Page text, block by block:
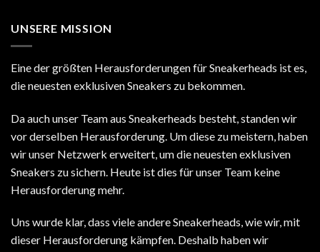
UNSERE MISSION
Eine der größten Herausforderungen für Sneakerheads ist es,
die neuesten exklusiven Sneakers zu bekommen.
Da auch unser Team aus Sneakerheads besteht, standen wir
vor derselben Herausforderung. Um diese zu meistern, haben
wir unser Netzwerk erweitert, um die neuesten exklusiven
Sneakers zu sichern. Heute ist dies für unser Team keine
Herausforderung mehr.
Uns wurde klar, dass viele andere Sneakerheads, wie wir, mit
dieser Herausforderung kämpfen. Deshalb haben wir